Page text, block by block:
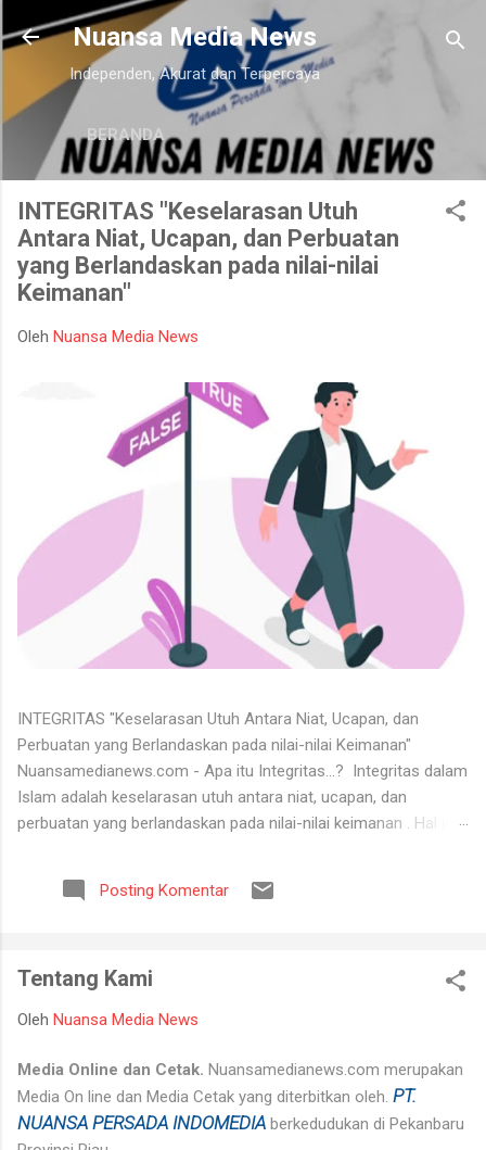
Langsung ke konten utama
Nuansa Media News
Independen, Akurat dan Terpercaya
BERANDA
INTEGRITAS "Keselarasan Utuh
Antara Niat, Ucapan, dan Perbuatan
yang Berlandaskan pada nilai-nilai
Keimanan"
Oleh Nuansa Media News
INTEGRITAS "Keselarasan Utuh Antara Niat, Ucapan, dan
Perbuatan yang Berlandaskan pada nilai-nilai Keimanan"
Nuansamedianews.com - Apa itu Integritas...? Integritas dalam
Islam adalah keselarasan utuh antara niat, ucapan, dan
perbuatan yang berlandaskan pada nilai-nilai keimanan . Hal ini
mana seseorang hidup secara konsisten di jalan Allah,
menjunjung tinggi kejujuran, serta dapat dipercaya dalam setiap
mempertahankan integritasnya karena tidak tahan terhadap
lutut merelakan integritasnya hancur. Padahal telah
sebagai orang bersih atau baik. Seorang muslim, iman
merupakan landasan penting dalam menjalankan kehidupan.
Orang beriman selalu bisa menghadapi semua keadaan, ketika
Posting Komentar
Tentang Kami
Oleh Nuansa Media News
Media Online dan Cetak. Nuansamedianews.com merupakan
Media On line dan Media Cetak yang diterbitkan oleh. PT.
NUANSA PERSADA INDOMEDIA berkedudukan di Pekanbaru